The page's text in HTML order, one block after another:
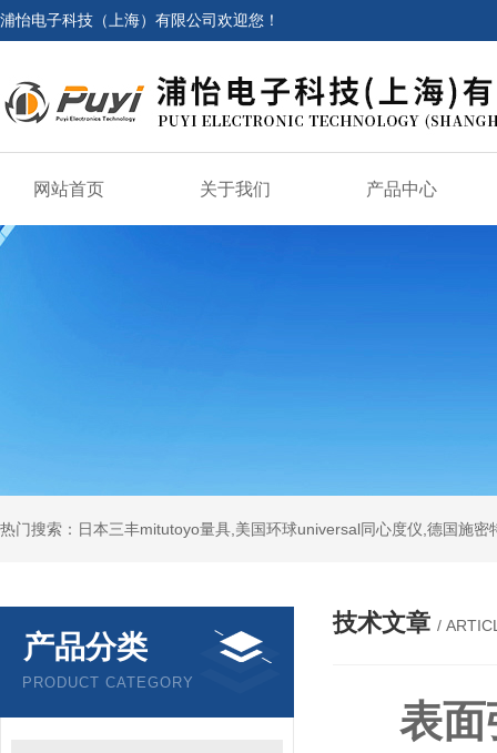
浦怡电子科技（上海）有限公司欢迎您！
网站首页 关于我们 产品中心
产品分类
PRODUCT CATEGORY
技术文章 /
表面